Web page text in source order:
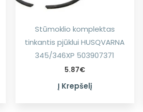
Stūmoklio komplektas
tinkantis pjūklui HUSQVARNA
345/346XP 503907371
5.87€
Į Krepšelį